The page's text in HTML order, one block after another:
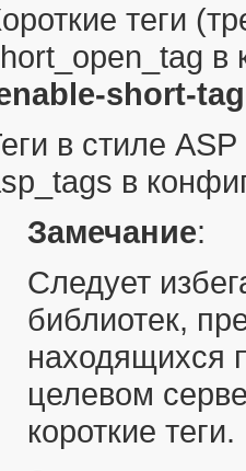
теги
в
short-
в стиле ASP
в
Замечание:
Следует
библиотек,
находящихся
целевом
короткие теги.